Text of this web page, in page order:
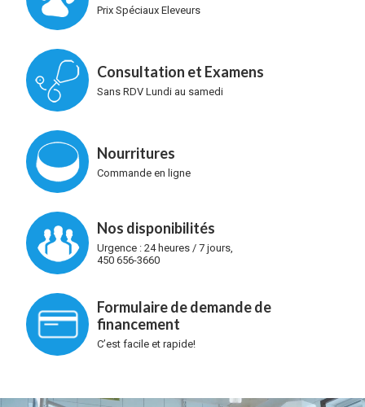
Prix Spéciaux Eleveurs
Consultation et Examens
Sans RDV Lundi au samedi
Nourritures
Commande en ligne
Nos disponibilités
Urgence : 24 heures / 7 jours,
450 656-3660
Formulaire de demande de
financement
C’est facile et rapide!